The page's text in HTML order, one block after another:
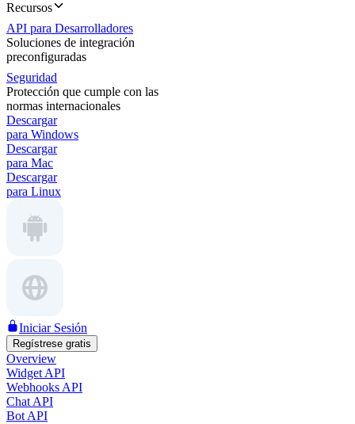
Recursos
API para Desarrolladores
Soluciones de integración
preconfiguradas
Seguridad
Protección que cumple con las
normas internacionales
Descargar
para Windows
Descargar
para Mac
Descargar
para Linux
Iniciar Sesión
Regístrese gratis
Overview
Widget API
Webhooks API
Chat API
Bot API